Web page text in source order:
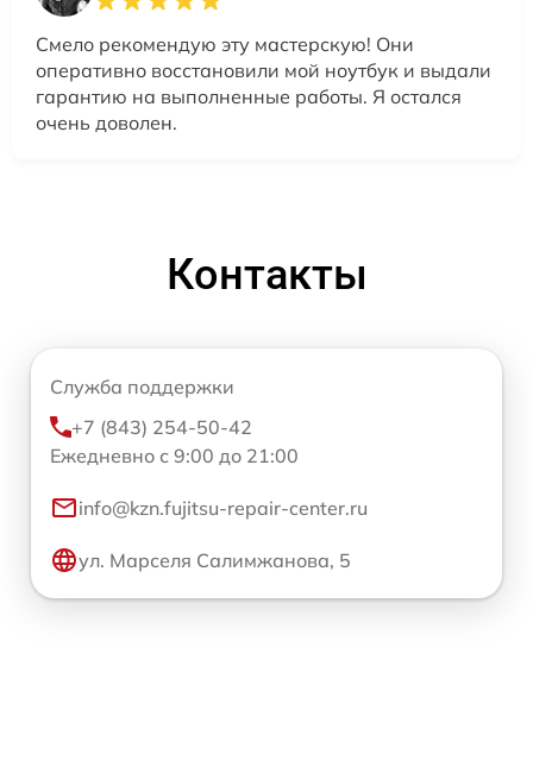
Смело рекомендую эту мастерскую! Они
оперативно восстановили мой ноутбук и выдали
гарантию на выполненные работы. Я остался
очень доволен.
Контакты
Служба поддержки
+7 (843) 254-50-42
Ежедневно с 9:00 до 21:00
info@kzn.fujitsu-repair-center.ru
ул. Марселя Салимжанова, 5